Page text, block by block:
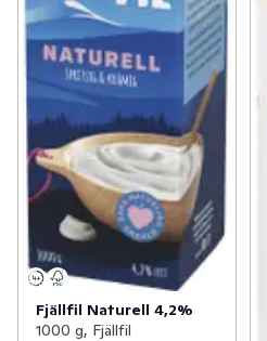
Fjällfil Naturell 4,2%
1000 g, Fjällfil